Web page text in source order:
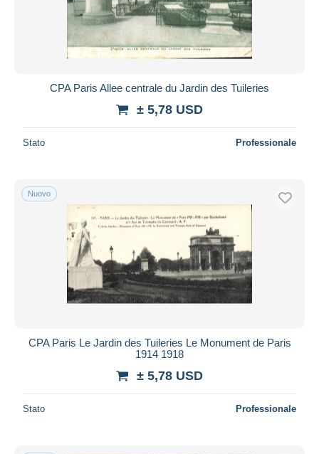
CPA Paris Allee centrale du Jardin des Tuileries
± 5,78 USD
Stato Professionale
Nuovo
CPA Paris Le Jardin des Tuileries Le Monument de Paris
1914 1918
± 5,78 USD
Stato Professionale